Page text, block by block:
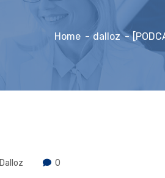
Home dalloz
Dalloz 0